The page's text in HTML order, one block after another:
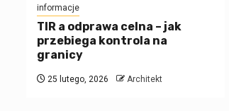
informacje
TIR a odprawa celna – jak
przebiega kontrola na
granicy
25 lutego, 2026 Architekt